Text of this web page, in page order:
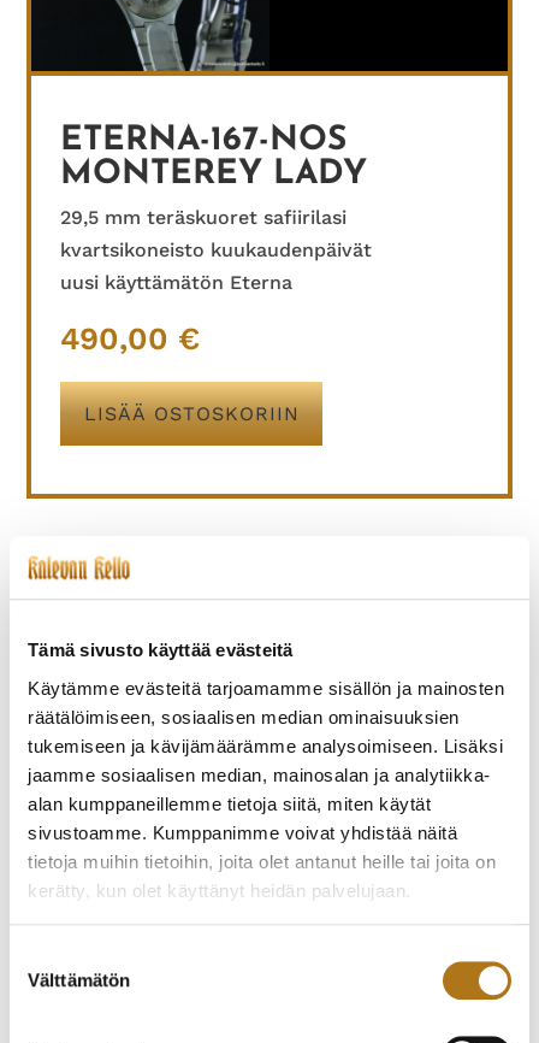
Tämä sivusto käyttää evästeitä
Käytämme evästeitä tarjoamamme sisällön ja mainosten
räätälöimiseen, sosiaalisen median ominaisuuksien
tukemiseen ja kävijämäärämme analysoimiseen. Lisäksi
jaamme sosiaalisen median, mainosalan ja analytiikka-
alan kumppaneillemme tietoja siitä, miten käytät
sivustoamme. Kumppanimme voivat yhdistää näitä
tietoja muihin tietoihin, joita olet antanut heille tai joita on
kerätty, kun olet käyttänyt heidän palvelujaan.
valinta
Välttämätön
ETERNA-167-NOS
MONTEREY LADY
29,5 mm teräskuoret safiirilasi
kvartsikoneisto kuukaudenpäivät
uusi käyttämätön Eterna
490,00 €
LISÄÄ OSTOSKORIIN
TUTUSTU MYÖS
CERTINA-134
ARGONAUT 220
VUODELTA 1969
490,00